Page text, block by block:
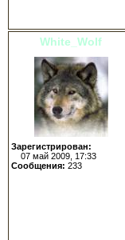
White_Wolf
Зарегистрирован:
07 май 2009, 17:33
Сообщения: 233